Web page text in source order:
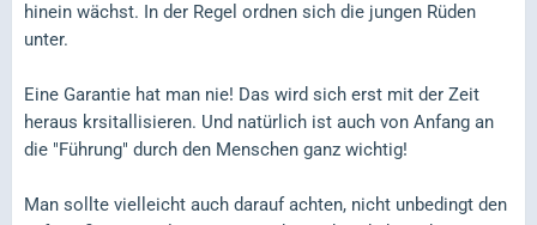
hinein wächst. In der Regel ordnen sich die jungen Rüden
unter.
Eine Garantie hat man nie! Das wird sich erst mit der Zeit
heraus krsitallisieren. Und natürlich ist auch von Anfang an
die "Führung" durch den Menschen ganz wichtig!
Man sollte vielleicht auch darauf achten, nicht unbedingt den